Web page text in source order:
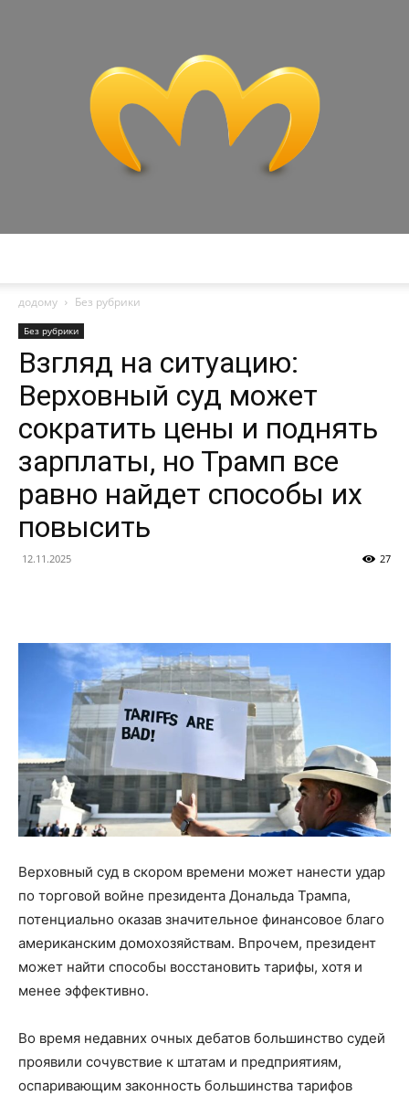
додому
Без рубрики
Без рубрики
Взгляд на ситуацию:
Верховный суд может
сократить цены и поднять
зарплаты, но Трамп все
равно найдет способы их
повысить
12.11.2025 27
Верховный суд в скором времени может нанести удар
по торговой войне президента Дональда Трампа,
потенциально оказав значительное финансовое благо
американским домохозяйствам. Впрочем, президент
может найти способы восстановить тарифы, хотя и
менее эффективно.
Во время недавних очных дебатов большинство судей
проявили сочувствие к штатам и предприятиям,
оспаривающим законность большинства тарифов